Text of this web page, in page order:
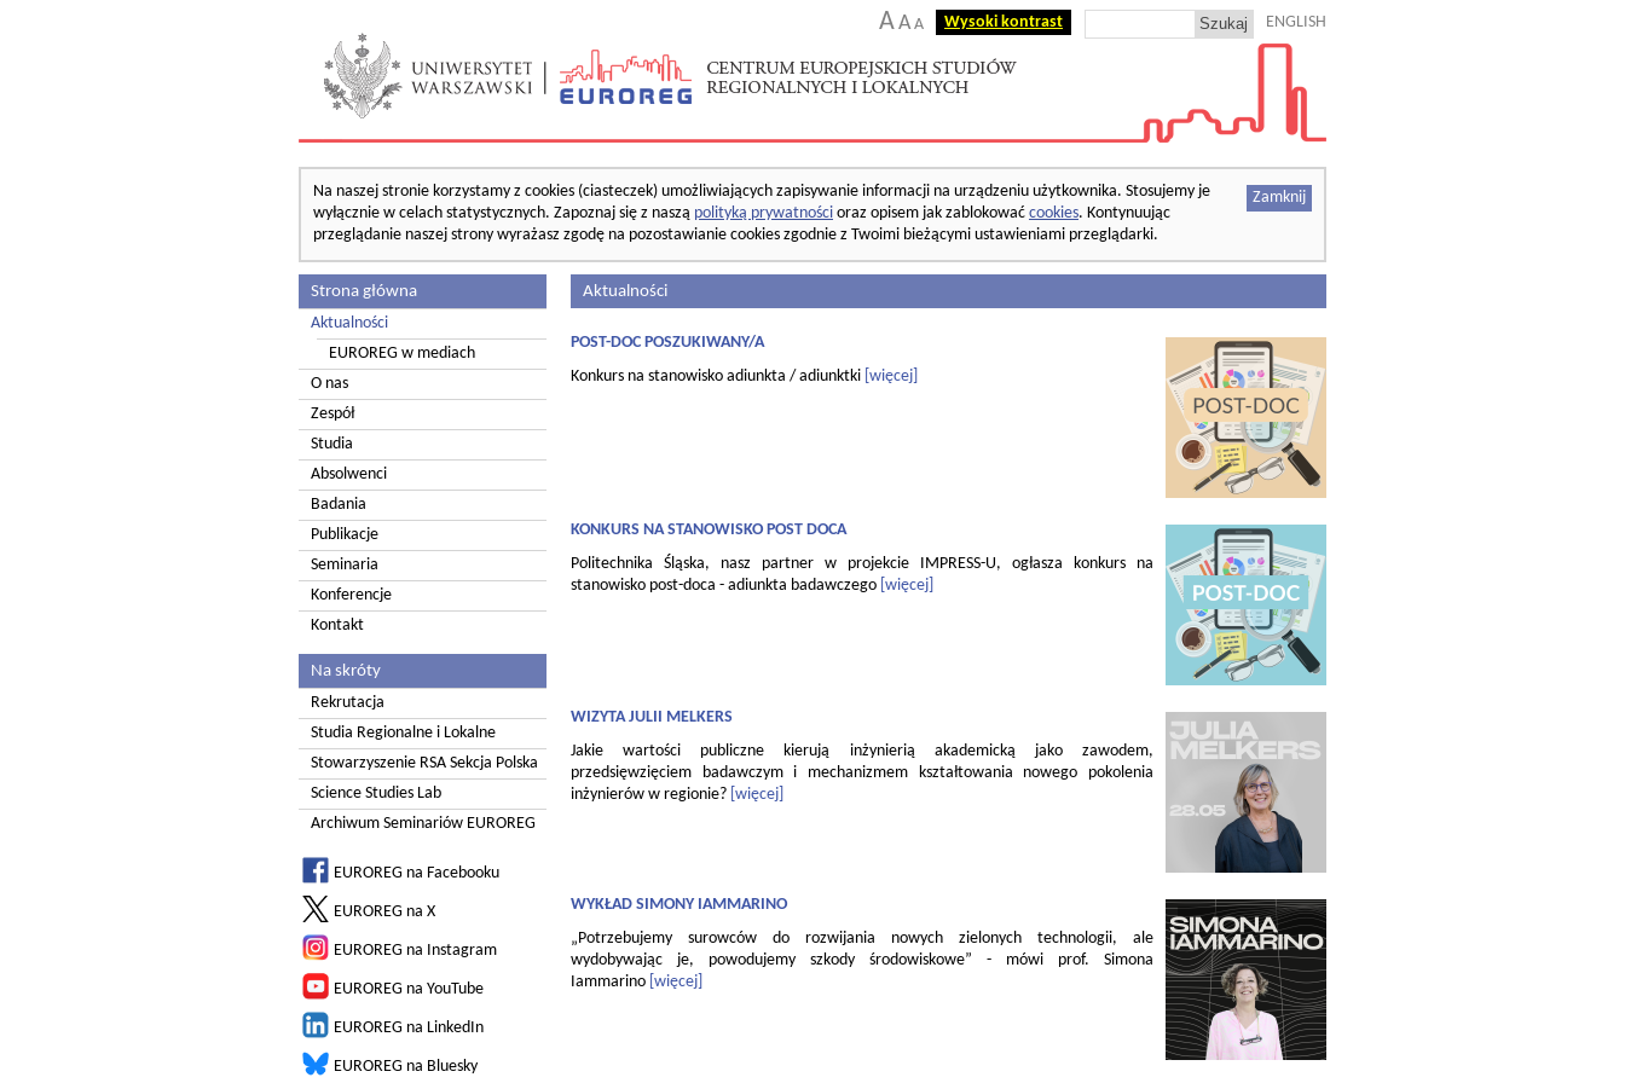
AA A Wysoki kontrast ENGLISH
Zamknij
Na naszej stronie korzystamy z cookies (ciasteczek) umożliwiających zapisywanie informacji na urządzeniu użytkownika. Stosujemy je
wyłącznie w celach statystycznych. Zapoznaj się z naszą polityką prywatności oraz opisem jak zablokować cookies. Kontynuując
przeglądanie naszej strony wyrażasz zgodę na pozostawianie cookies zgodnie z Twoimi bieżącymi ustawieniami przeglądarki.
Strona główna
Aktualności
EUROREG w mediach
O nas
Zespół
Studia
Absolwenci
Badania
Publikacje
Seminaria
Konferencje
Kontakt
Na skróty
Rekrutacja
Studia Regionalne i Lokalne
Stowarzyszenie RSA Sekcja Polska
Science Studies Lab
Archiwum Seminariów EUROREG
EUROREG na Facebooku
EUROREG na X
EUROREG na Instagram
EUROREG na YouTube
EUROREG na LinkedIn
EUROREG na Bluesky
Aktualności
POST-DOC POSZUKIWANY/A
Konkurs na stanowisko adiunkta / adiunktki [więcej]
KONKURS NA STANOWISKO POST DOCA
Politechnika Śląska, nasz partner w projekcie IMPRESS-U, ogłasza konkurs na
stanowisko post-doca - adiunkta badawczego [więcej]
WIZYTA JULII MELKERS
Jakie wartości publiczne kierują inżynierią akademicką jako zawodem,
przedsięwzięciem badawczym i mechanizmem kształtowania nowego pokolenia
inżynierów w regionie? [więcej]
WYKŁAD SIMONY IAMMARINO
„Potrzebujemy surowców do rozwijania nowych zielonych technologii, ale
wydobywając je, powodujemy szkody środowiskowe” - mówi prof. Simona
Iammarino [więcej]